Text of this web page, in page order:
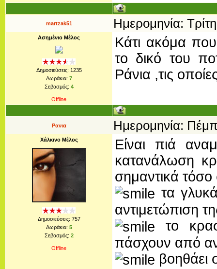
martzak51 Ημερομηνία:
Ασημένιο Μέλος
Δημοσιεύσεις: 1235
Δωράκια: 7
Σεβασμός: 4
Offline
Κάτι ακόμα που
το δικό του
Ράνια ,τις
Ρανια Ημερομηνία:
Χάλκινο Μέλος
Δημοσιεύσεις: 757
Δωράκια: 5
Σεβασμός: 2
Offline
Είναι πιά
κατανάλωση
σημαντικά τόσο
τα
αντιμετώπιση
το
πάσχουν από
βοηθάει